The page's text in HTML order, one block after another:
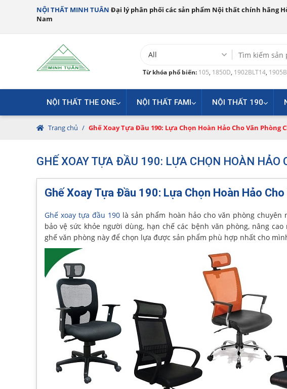
NỘI THẤT MINH TUÂN Đại lý phân phối các sản phẩm Nội thất chính hãng
Nam
for:
Từ khóa phổ biến: 105, 1850D, 1902BLT14,
NỘI THẤT THE ONE NỘI THẤT FAMI NỘI THẤT 190
Trang chủ / Ghế Xoay Tựa Đầu 190: Lựa Chọn Hoàn Hảo Cho Văn Phòng
GHẾ XOAY TỰA ĐẦU 190: LỰA CHỌN HOÀN HẢO
Ghế Xoay Tựa Đầu 190: Lựa Chọn Hoàn Hảo
Ghế xoay tựa đầu 190 là sản phẩm hoàn hảo cho văn phòng
bảo vệ sức khỏe người dùng, hạn chế các bệnh văn phòng, nâng
ghế văn phòng này để chọn lựa được sản phẩm phù hợp nhất cho